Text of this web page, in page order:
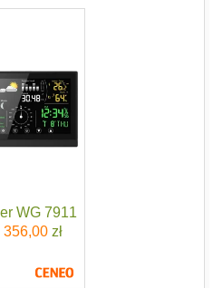
termometr higrometr barometr
WG 7911
356,00zł